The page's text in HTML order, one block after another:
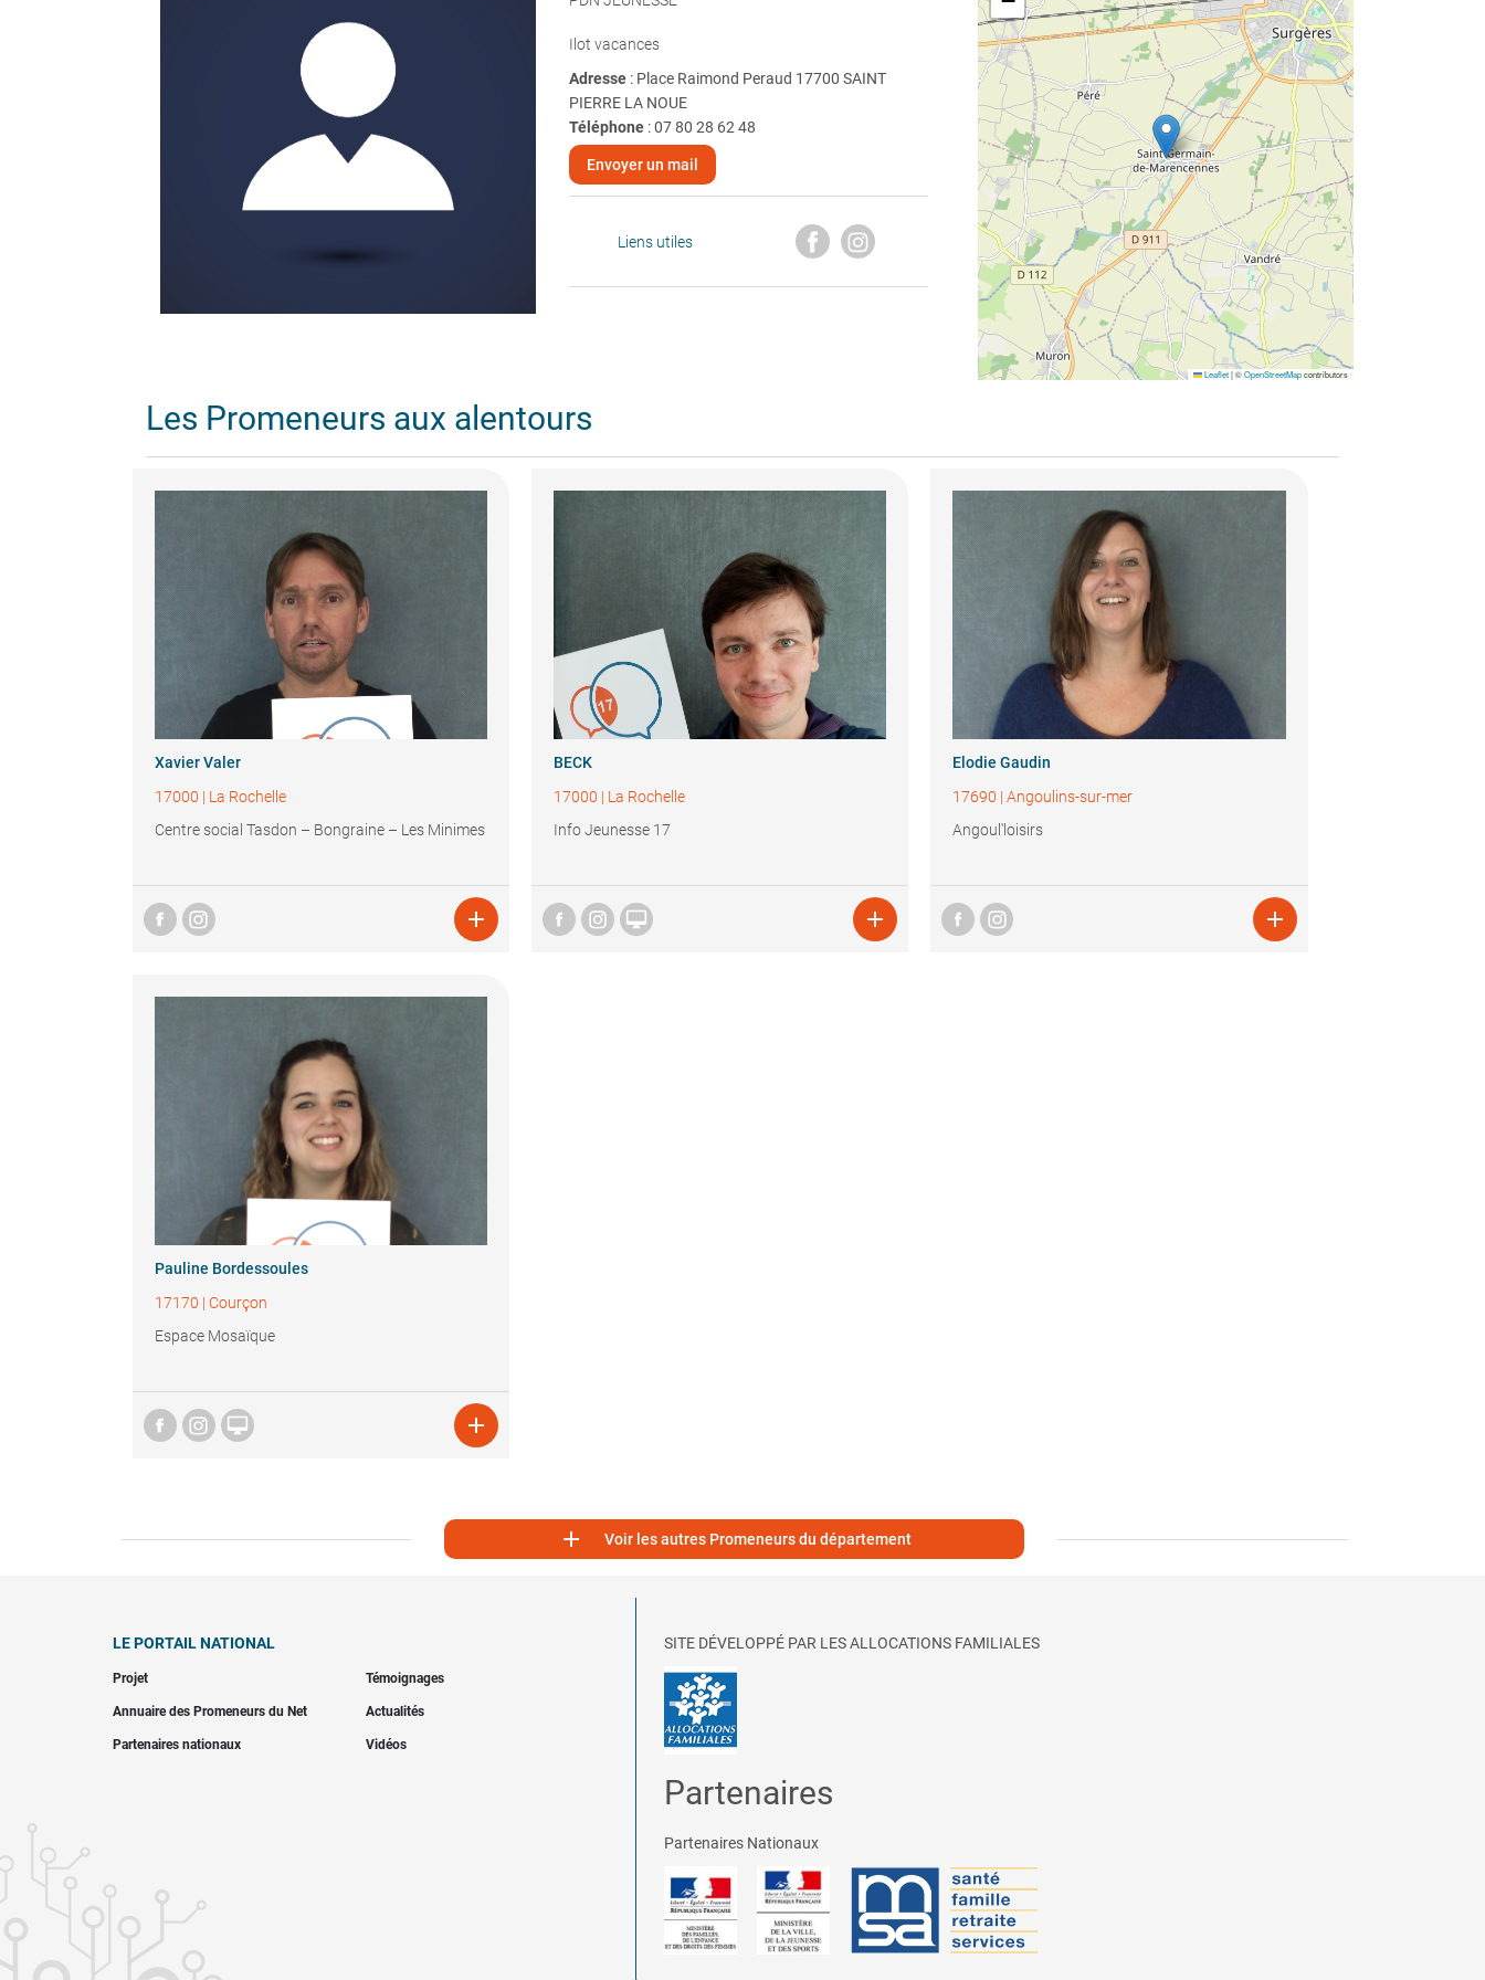
Ilot vacances
Adresse : Place Raimond Peraud 17700 SAINT
PIERRE LA NOUE
Téléphone:07 80 28 62 48
Envoyer un mail
Liens utiles
Leaflet |©OpenStreetMapcontributors
Les Promeneurs aux alentours
Xavier Valer
17000 | La Rochelle
Centre social Tasdon – Bongraine – Les Minimes

BECK
17000 | La Rochelle
Info Jeunesse 17
 
Elodie Gaudin
17690 |Angoulins-sur-mer
Angoul'loisirs

Pauline Bordessoules
17170 | Courçon
Espace Mosaïque
 
 Voir les autres Promeneurs du département
LE PORTAIL NATIONAL
Projet Témoignages
Annuaire des Promeneurs du Net Actualités
Partenaires nationaux Vidéos
SITE DÉVELOPPÉ PAR LES ALLOCATIONS FAMILIALES
Partenaires
Partenaires Nationaux